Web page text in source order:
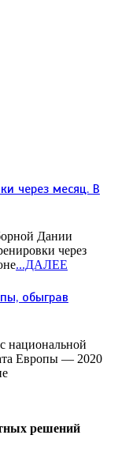
через месяц. В
Дании
через
...ДАЛЕЕ
обыграв
национальной
Европы — 2020
решений